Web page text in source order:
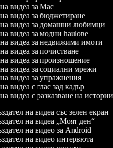
на видеа за Mac
на видеа за бюджетиране
на видеа за домашни любимци
на видеа за модни haulове
на видеа за недвижими имоти
на видеа за почистване
на видеа за произношение
на видеа за социални мрежи
на видеа за упражнения
на видеа с глас зад кадър
на видеа с разказване на истории
на видеа със зелен екран
на видеа „Моят ден“
на видео за Android
на видео интервюта